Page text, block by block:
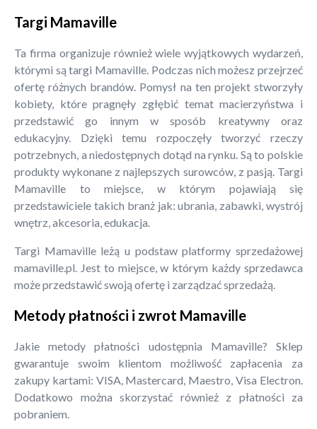
Targi Mamaville
Ta firma organizuje również wiele wyjątkowych wydarzeń,
którymi są targi Mamaville. Podczas nich możesz przejrzeć
ofertę różnych brandów. Pomysł na ten projekt stworzyły
kobiety, które pragnęły zgłębić temat macierzyństwa i
przedstawić go innym w sposób kreatywny oraz
edukacyjny. Dzięki temu rozpoczęły tworzyć rzeczy
potrzebnych, a niedostępnych dotąd na rynku. Są to polskie
produkty wykonane z najlepszych surowców, z pasją. Targi
Mamaville to miejsce, w którym pojawiają się
przedstawiciele takich branż jak: ubrania, zabawki, wystrój
wnętrz, akcesoria, edukacja.
Targi Mamaville leżą u podstaw platformy sprzedażowej
mamaville.pl. Jest to miejsce, w którym każdy sprzedawca
może przedstawić swoją ofertę i zarządzać sprzedażą.
Metody płatności i zwrot Mamaville
Jakie metody płatności udostępnia Mamaville? Sklep
gwarantuje swoim klientom możliwość zapłacenia za
zakupy kartami: VISA, Mastercard, Maestro, Visa Electron.
Dodatkowo można skorzystać również z płatności za
pobraniem.